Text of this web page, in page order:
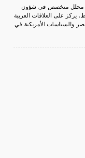
محلل متخصص في شؤون
يركز على العلاقات العربية
والسياسات الأمريكية في